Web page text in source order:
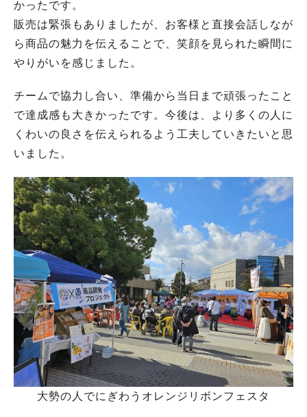
かったです。
販売は緊張もありましたが、お客様と直接会話しなが
ら商品の魅力を伝えることで、笑顔を見られた瞬間に
やりがいを感じました。
チームで協力し合い、準備から当日まで頑張ったこと
で達成感も大きかったです。今後は、より多くの人に
くわいの良さを伝えられるよう工夫していきたいと思
いました。
大勢の人でにぎわうオレンジリボンフェスタ